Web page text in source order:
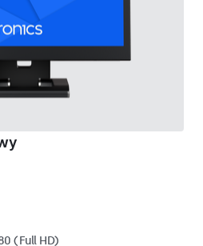
(Full HD)